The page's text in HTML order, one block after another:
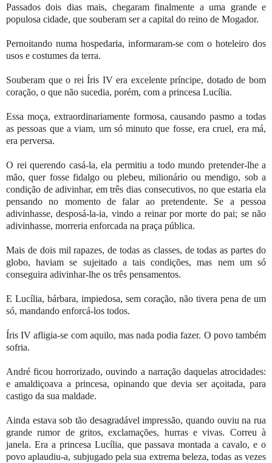
Passados dois dias mais, chegaram finalmente a uma grande e
populosa cidade, que souberam ser a capital do reino de Mogador.
Pernoitando numa hospedaria, informaram-se com o hoteleiro dos
usos e costumes da terra.
Souberam que o rei Íris IV era excelente príncipe, dotado de bom
coração, o que não sucedia, porém, com a princesa Lucília.
Essa moça, extraordinariamente formosa, causando pasmo a todas
as pessoas que a viam, um só minuto que fosse, era cruel, era má,
era perversa.
O rei querendo casá-la, ela permitiu a todo mundo pretender-lhe a
mão, quer fosse fidalgo ou plebeu, milionário ou mendigo, sob a
condição de adivinhar, em três dias consecutivos, no que estaria ela
pensando no momento de falar ao pretendente. Se a pessoa
adivinhasse, desposá-la-ia, vindo a reinar por morte do pai; se não
adivinhasse, morreria enforcada na praça pública.
Mais de dois mil rapazes, de todas as classes, de todas as partes do
globo, haviam se sujeitado a tais condições, mas nem um só
conseguira adivinhar-lhe os três pensamentos.
E Lucília, bárbara, impiedosa, sem coração, não tivera pena de um
só, mandando enforcá-los todos.
Íris IV afligia-se com aquilo, mas nada podia fazer. O povo também
sofria.
André ficou horrorizado, ouvindo a narração daquelas atrocidades:
e amaldiçoava a princesa, opinando que devia ser açoitada, para
castigo da sua maldade.
Ainda estava sob tão desagradável impressão, quando ouviu na rua
grande rumor de gritos, exclamações, hurras e vivas. Correu à
janela. Era a princesa Lucília, que passava montada a cavalo, e o
povo aplaudiu-a, subjugado pela sua extrema beleza, todas as vezes